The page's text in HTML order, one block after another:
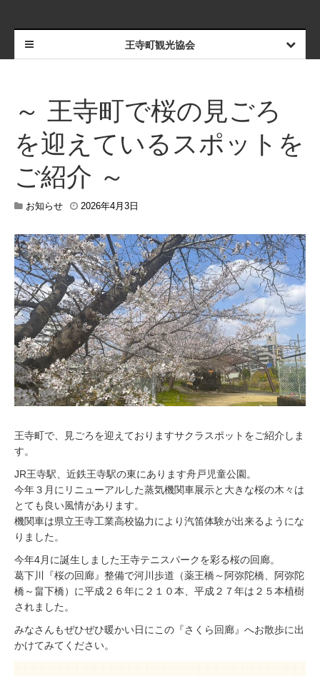
王寺町観光協会
～ 王寺町で桜の見ごろ
を迎えているスポットを
ご紹介 ～
お知らせ 2026年4月3日
6
年
4
月
1
3
日
王寺町で、見ごろを迎えておりますサクラスポットをご紹介しま
す。
JR王寺駅、近鉄王寺駅の東にあります舟戸児童公園。
今年３月にリニューアルした蒸気機関車展示と大きな桜の木々は
とても良い風情があります。
機関車は県立王寺工業高校協力により汽笛体験が出来るようにな
りました。
今年4月に誕生しました王寺テニスパークを彩る桜の回廊。
葛下川『桜の回廊』整備で河川歩道（薬王橋～阿弥陀橋、阿弥陀
橋～畠下橋）に平成２６年に２１０本、平成２７年は２５本植樹
されました。
みなさんもぜひぜひ暖かい日にこの『さくら回廊』へお散歩に出
かけてみてください。